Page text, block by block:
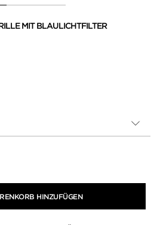
MIT BLAULICHTFILTER
HINZUFÜGEN